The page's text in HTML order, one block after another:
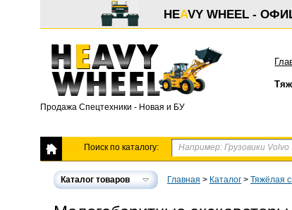
HEAVY WHEEL -
Продажа Спецтехники - Новая и БУ
Поиск по каталогу:
Каталог товаров Главная > Каталог > Тяжёлая